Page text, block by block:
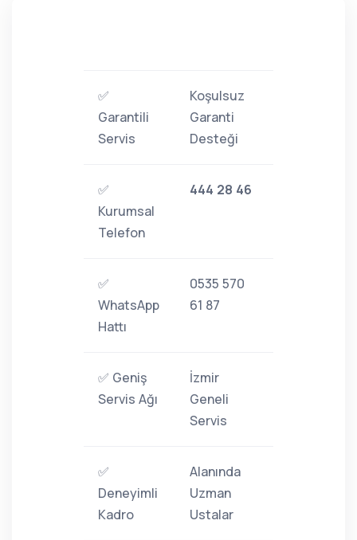
✅
Garantili
Servis
Koşulsuz
Garanti
Desteği
✅
Kurumsal
Telefon
444 28 46
✅
WhatsApp
Hattı
0535 570
61 87
✅ Geniş
Servis Ağı
İzmir
Geneli
Servis
✅
Deneyimli
Kadro
Alanında
Uzman
Ustalar